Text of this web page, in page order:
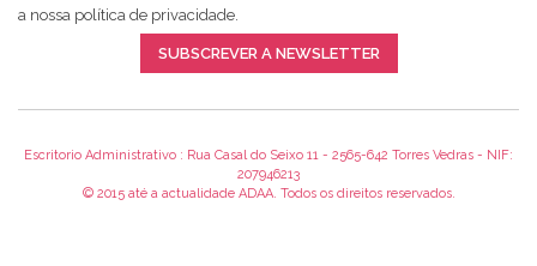
Catarina Amaro
5 estrelas. Gosto muito do serviço. A Harita Chotalal é muito
Recomendo.
a nossa política de privacidade.
SUBSCREVER A NEWSLETTER
Escritorio Administrativo : Rua Casal do Seixo 11 - 2565-642 Torres Vedras - NIF:
207946213
© 2015 até a actualidade ADAA. Todos os direitos reservados.